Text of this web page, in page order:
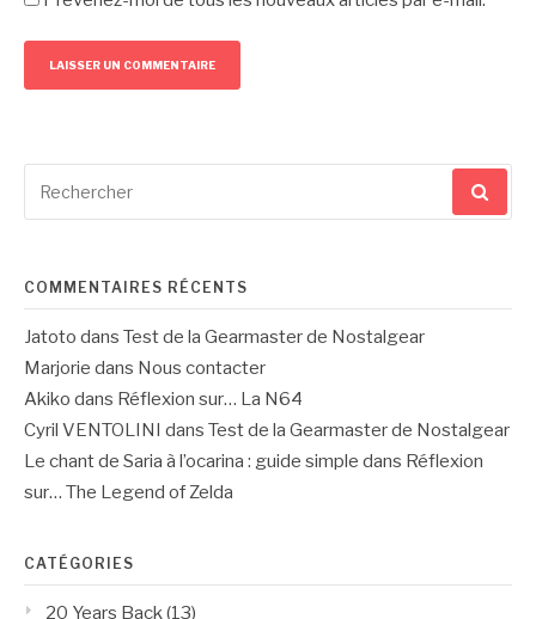
pour
COMMENTAIRES RÉCENTS
Jatoto dans Test de la Gearmaster de Nostalgear
Marjorie dans Nous contacter
Akiko dans Réflexion sur… La N64
Cyril VENTOLINI
dans Test de la Gearmaster de Nostalgear
Le chant de Saria à l’ocarina : guide simple dans Réflexion
sur… The Legend of Zelda
CATÉGORIES
20 Years Back(13)